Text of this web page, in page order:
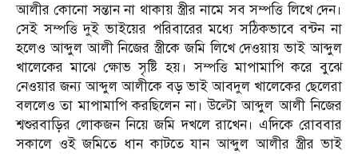
আলীর কোনো সন্তান না থাকায় স্ত্রীর নামে সব সম্পত্তি লিখে দেন।
সেই সম্পত্তি দুই ভাইয়ের পরিবারের মধ্যে সঠিকভাবে বন্টন না
হলেও আব্দুল আলী নিজের স্ত্রীকে জমি লিখে দেওয়ায় ভাই আব্দুল
খালেকের মাঝে ক্ষোভ সৃষ্টি হয়। সম্পত্তি মাপামাপি করে বুঝে
নেওয়ার জন্য আব্দুল আলীকে বড় ভাই আবদুল খালেকের ছেলেরা
বললেও তা মাপামাপি করছিলেন না। উল্টো আব্দুল আলী নিজের
শ্বশুরবাড়ির লোকজন নিয়ে জমি দখলে রাখেন। এদিকে রোববার
সকালে ওই জমিতে ধান কাটতে যান আব্দুল আলীর স্ত্রীর ভাই